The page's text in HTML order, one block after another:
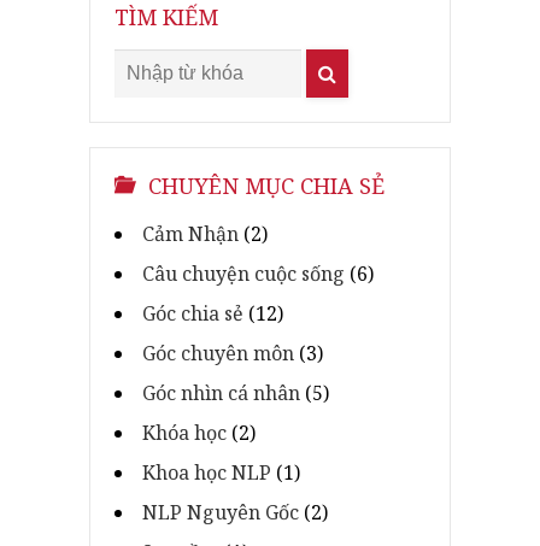
TÌM KIẾM
CHUYÊN MỤC CHIA SẺ
Cảm Nhận (2)
Câu chuyện cuộc sống (6)
Góc chia sẻ (12)
Góc chuyên môn (3)
Góc nhìn cá nhân (5)
Khóa học (2)
Khoa học NLP (1)
NLP Nguyên Gốc (2)